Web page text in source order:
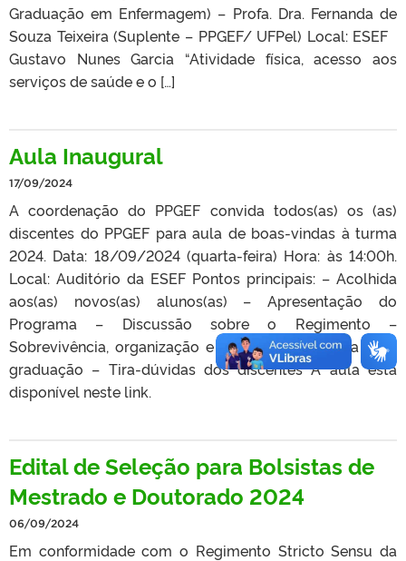
Graduação em Enfermagem) – Profa. Dra. Fernanda de
Souza Teixeira (Suplente – PPGEF/ UFPel) Local: ESEF
Gustavo Nunes Garcia “Atividade física, acesso aos
serviços de saúde e o […]
Aula Inaugural
17/09/2024
A coordenação do PPGEF convida todos(as) os (as)
discentes do PPGEF para aula de boas-vindas à turma
2024. Data: 18/09/2024 (quarta-feira) Hora: às 14:00h.
Local: Auditório da ESEF Pontos principais: – Acolhida
aos(as) novos(as) alunos(as) – Apresentação do
Programa – Discussão sobre o Regimento –
Sobrevivência, organização e sanidade mental na pós-
graduação – Tira-dúvidas dos discentes A aula está
disponível neste link.
Edital de Seleção para Bolsistas de
Mestrado e Doutorado 2024
06/09/2024
Em conformidade com o Regimento Stricto Sensu da